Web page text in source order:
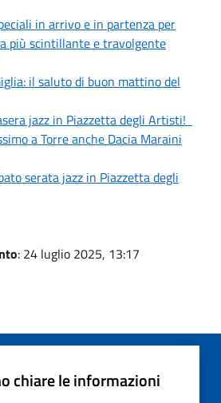
in arrivo e in partenza per
più scintillante e travolgente
il saluto di buon mattino del
jazz in Piazzetta degli Artisti!
a Torre anche Dacia Maraini
serata jazz in Piazzetta degli
: 24 luglio 2025, 13:17
chiare le informazioni